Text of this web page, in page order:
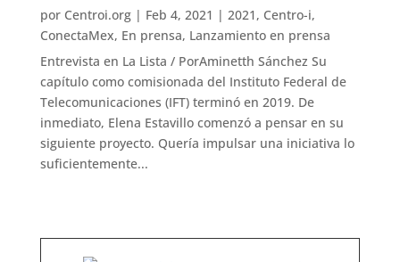
por Centroi.org| Feb 4, 2021 | 2021 , Centro-i,
ConectaMex, En prensa, Lanzamiento en prensa
Entrevista en La Lista / PorAminetth Sánchez Su
capítulo como comisionada del Instituto Federal de
Telecomunicaciones (IFT) terminó en 2019. De
inmediato, Elena Estavillo comenzó a pensar en su
siguiente proyecto. Quería impulsar una iniciativa lo
suficientemente...